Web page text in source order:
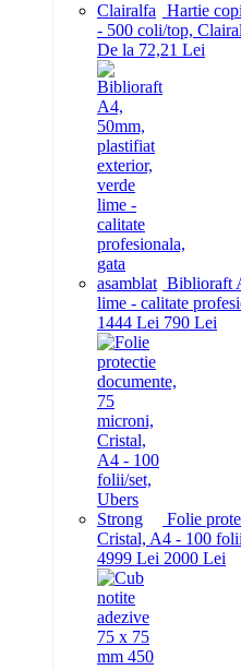
Hartie
- 500 coli/top,
De la 72,21 Lei
Biblioraft
lime - calitate
1444 Lei 790 Lei
Folie
Cristal, A4 - 100
4999 Lei 2000 Lei